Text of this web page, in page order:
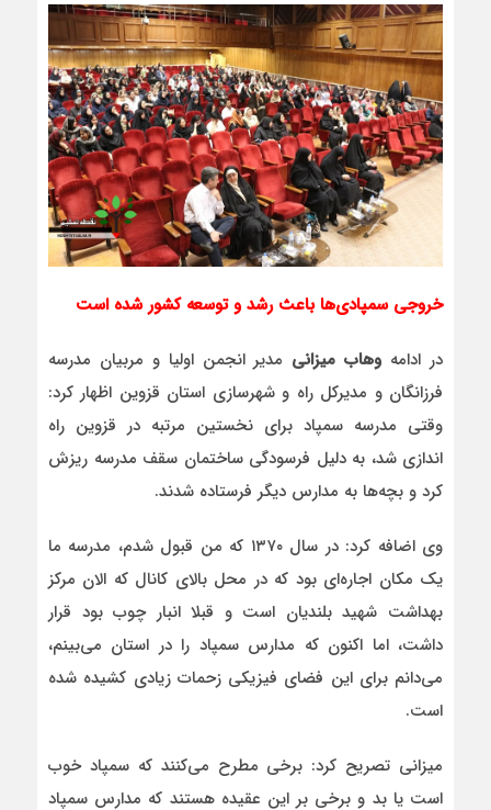
خروجی سمپادی‌ها باعث رشد و توسعه کشور شده است
در ادامه وهاب میزانی مدیر انجمن اولیا و مربیان مدرسه
فرزانگان و مدیرکل راه و شهرسازی استان قزوین اظهار کرد:
وقتی مدرسه سمپاد برای نخستین مرتبه در قزوین راه
اندازی شد، به دلیل فرسودگی ساختمان سقف مدرسه ریزش
کرد و بچه‌ها به مدارس دیگر فرستاده شدند.
وی اضافه کرد: در سال ۱۳۷۰ که من قبول شدم، مدرسه ما
یک مکان اجاره‌ای بود که در محل بالای کانال که الان مرکز
بهداشت شهید بلندیان است و قبلا انبار چوب بود قرار
داشت، اما اکنون که مدارس سمپاد را در استان می‌بینم،
می‌دانم برای این فضای فیزیکی زحمات زیادی کشیده شده
است.
میزانی تصریح کرد: برخی مطرح می‌کنند که سمپاد خوب
است یا بد و برخی بر این عقیده هستند که مدارس سمپاد